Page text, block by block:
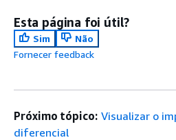
Esta página foi útil?
Sim
Não
Fornecer feedback
Próximo tópico: Visualizar o
diferencial